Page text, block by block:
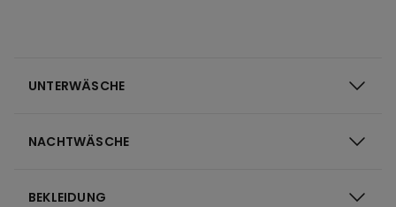
UNTERWÄSCHE
NACHTWÄSCHE
BEKLEIDUNG